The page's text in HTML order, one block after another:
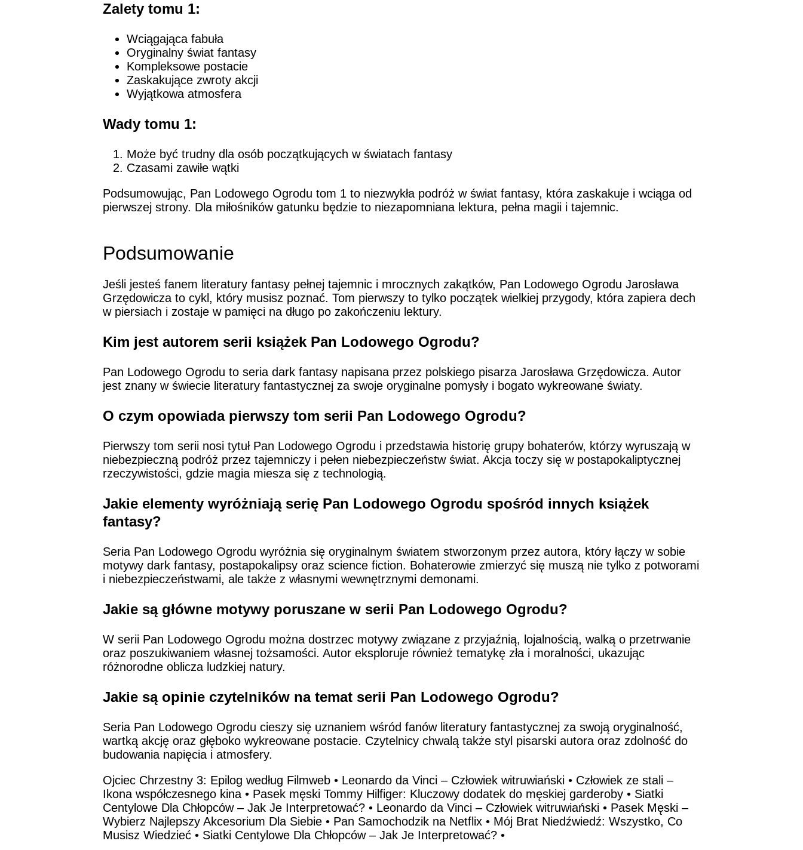
Zalety tomu 1:
Wciągająca fabuła
Oryginalny świat fantasy
Kompleksowe postacie
Zaskakujące zwroty akcji
Wyjątkowa atmosfera
Wady tomu 1:
Może być trudny dla osób początkujących w światach fantasy
Czasami zawiłe wątki
Podsumowując, Pan Lodowego Ogrodu tom 1 to niezwykła podróż w świat fantasy, która zaskakuje i wciąga od
pierwszej strony. Dla miłośników gatunku będzie to niezapomniana lektura, pełna magii i tajemnic.
Podsumowanie
Jeśli jesteś fanem literatury fantasy pełnej tajemnic i mrocznych zakątków, Pan Lodowego Ogrodu Jarosława
Grzędowicza to cykl, który musisz poznać. Tom pierwszy to tylko początek wielkiej przygody, która zapiera dech
w piersiach i zostaje w pamięci na długo po zakończeniu lektury.
Kim jest autorem serii książek Pan Lodowego Ogrodu?
Pan Lodowego Ogrodu to seria dark fantasy napisana przez polskiego pisarza Jarosława Grzędowicza. Autor
jest znany w świecie literatury fantastycznej za swoje oryginalne pomysły i bogato wykreowane światy.
O czym opowiada pierwszy tom serii Pan Lodowego Ogrodu?
Pierwszy tom serii nosi tytuł Pan Lodowego Ogrodu i przedstawia historię grupy bohaterów, którzy wyruszają w
niebezpieczną podróż przez tajemniczy i pełen niebezpieczeństw świat. Akcja toczy się w postapokaliptycznej
rzeczywistości, gdzie magia miesza się z technologią.
Jakie elementy wyróżniają serię Pan Lodowego Ogrodu spośród innych książek
fantasy?
Seria Pan Lodowego Ogrodu wyróżnia się oryginalnym światem stworzonym przez autora, który łączy w sobie
motywy dark fantasy, postapokalipsy oraz science fiction. Bohaterowie zmierzyć się muszą nie tylko z potworami
i niebezpieczeństwami, ale także z własnymi wewnętrznymi demonami.
Jakie są główne motywy poruszane w serii Pan Lodowego Ogrodu?
W serii Pan Lodowego Ogrodu można dostrzec motywy związane z przyjaźnią, lojalnością, walką o przetrwanie
oraz poszukiwaniem własnej tożsamości. Autor eksploruje również tematykę zła i moralności, ukazując
różnorodne oblicza ludzkiej natury.
Jakie są opinie czytelników na temat serii Pan Lodowego Ogrodu?
Seria Pan Lodowego Ogrodu cieszy się uznaniem wśród fanów literatury fantastycznej za swoją oryginalność,
wartką akcję oraz głęboko wykreowane postacie. Czytelnicy chwalą także styl pisarski autora oraz zdolność do
budowania napięcia i atmosfery.
Ojciec Chrzestny 3: Epilog według Filmweb • Leonardo da Vinci – Człowiek witruwiański • Człowiek ze stali –
Ikona współczesnego kina • Pasek męski Tommy Hilfiger: Kluczowy dodatek do męskiej garderoby • Siatki
Centylowe Dla Chłopców – Jak Je Interpretować? • Leonardo da Vinci – Człowiek witruwiański • Pasek Męski –
Wybierz Najlepszy Akcesorium Dla Siebie • Pan Samochodzik na Netflix • Mój Brat Niedźwiedź: Wszystko, Co
Musisz Wiedzieć • Siatki Centylowe Dla Chłopców – Jak Je Interpretować? •